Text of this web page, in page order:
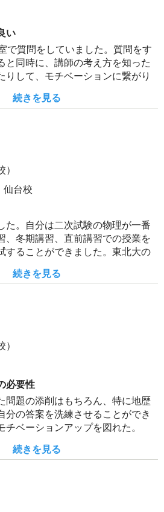
い
で質問をしていました。質問をす
と同時に、講師の考え方を知った
りして、モチベーションに繋がり
れるので、記述での留意点を意識
した。僕は東北大入試オープンを
ている仙台校の環境を目一杯活用
続きを見る
）
台校
た。自分は二次試験の物理が一番
、冬期講習、直前講習での授業を
することができました。東北大の
理解することで、自学自習におけ
うに感じました。
続きを見る
）
必要性
問題の添削はもちろん、特に地歴
分の答案を洗練させることができ
チベーションアップを図れた。
続きを見る